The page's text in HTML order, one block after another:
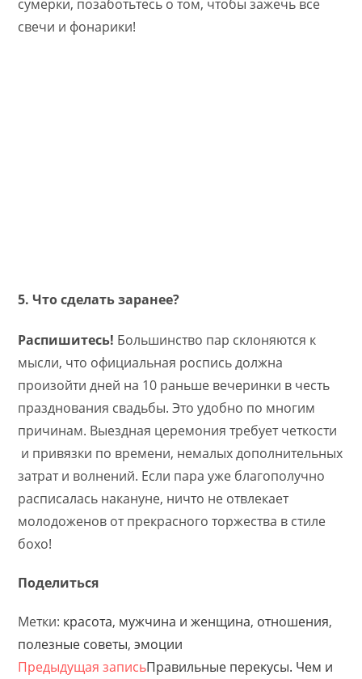
сумерки, позаботьтесь о том, чтобы зажечь все
свечи и фонарики!
5. Что сделать заранее?
Распишитесь! Большинство пар склоняются к
мысли, что официальная роспись должна
произойти дней на 10 раньше вечеринки в честь
празднования свадьбы. Это удобно по многим
причинам. Выездная церемония требует четкости
и привязки по времени, немалых дополнительных
затрат и волнений. Если пара уже благополучно
расписалась накануне, ничто не отвлекает
молодоженов от прекрасного торжества в стиле
бохо!
Поделиться
Метки: красота, мужчина и женщина, отношения,
полезные советы, эмоции
Предыдущая записьПравильные перекусы. Чем и